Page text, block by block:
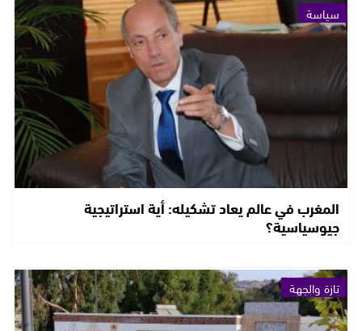
سياسة
المغرب في عالم يعاد تشكيله: أية استراتيجية
جيوسياسية؟
تازة والجهة